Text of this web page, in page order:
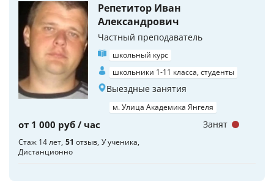
Репетитор Иван
Александрович
Частный преподаватель
школьный курс
школьники 1-11 класса, студенты
Выездные занятия
м. Улица Академика Янгеля
от 1 000 руб / час
Стаж 14 лет 51 отзыв У ученика
Дистанционно
Занят